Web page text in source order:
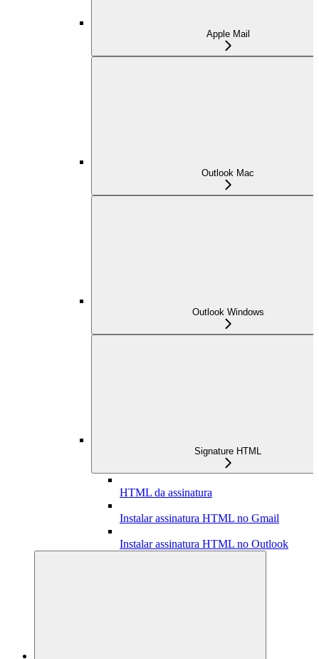
Apple Mail
Outlook Mac
Outlook Windows
Signature HTML
HTML da assinatura
Instalar assinatura HTML no Gmail
Instalar assinatura HTML no Outlook